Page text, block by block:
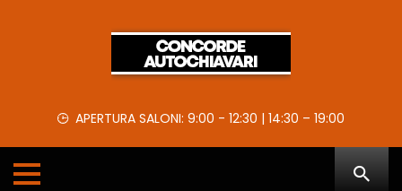
APERTURA SALONI: 9:00 - 12:30 | 14:30 – 19:00